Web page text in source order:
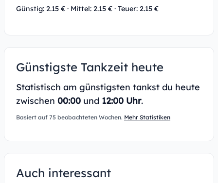
Günstig: 2.15 € · Mittel: 2.15 € · Teuer: 2.15 €
Günstigste Tankzeit heute
Statistisch am günstigsten tankst du heute
zwischen 00:00 und 12:00 Uhr.
Basiert auf 75 beobachteten Wochen. Mehr Statistiken
Auch interessant